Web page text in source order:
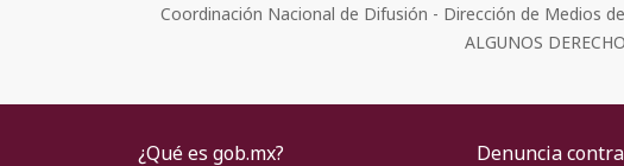
Coordinación Nacional de Difusión - Dirección de Medios
ALGUNOS
¿Qué es gob.mx?
Denuncia